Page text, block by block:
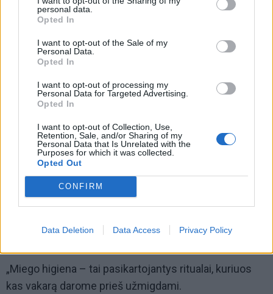
personal data.
Opted In
I want to opt-out of the Sale of my
Personal Data.
Opted In
I want to opt-out of processing my
Personal Data for Targeted Advertising.
Opted In
I want to opt-out of Collection, Use,
Retention, Sale, and/or Sharing of my
Personal Data that Is Unrelated with the
Purposes for which it was collected.
Opted Out
CONFIRM
Data Deletion Data Access Privacy Policy
Jeigu dirbame ir mokomės lovoje, smegenys
atsigulusios į ją aktyvuojasi manydamos, kad bus
„Miego higiena – tai pasikartojantys ritualai, kuriuos
kas vakarą darome prieš užmigdami.